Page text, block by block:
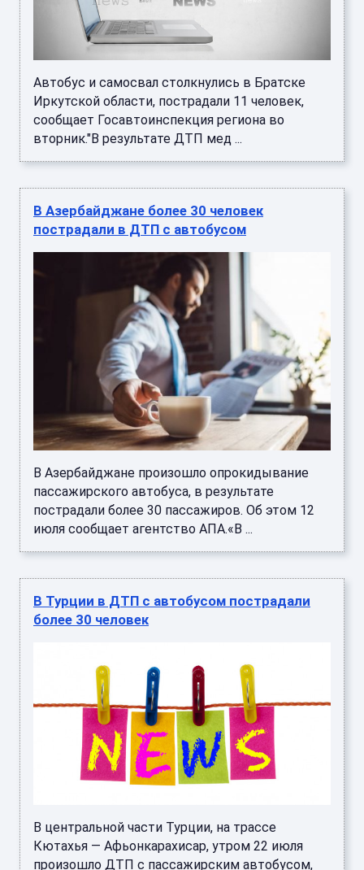
Автобус и самосвал столкнулись в Братске
Иркутской области, пострадали 11 человек,
сообщает Госавтоинспекция региона во
вторник."В результате ДТП мед ...
В Азербайджане более 30 человек
пострадали в ДТП с автобусом
В Азербайджане произошло опрокидывание
пассажирского автобуса, в результате
пострадали более 30 пассажиров. Об этом 12
июля сообщает агентство АПА.«В ...
В Турции в ДТП с автобусом пострадали
более 30 человек
В центральной части Турции, на трассе
Кютахья — Афьонкарахисар, утром 22 июля
произошло ДТП с пассажирским автобусом,